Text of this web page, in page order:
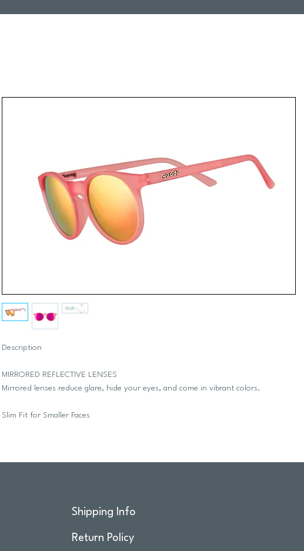
Description
MIRRORED REFLECTIVE LENSES
Mirrored lenses reduce glare, hide your eyes, and come in vibrant colors.
Slim Fit for Smaller Faces
Shipping Info
Return Policy